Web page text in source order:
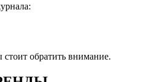
обратить внимание.